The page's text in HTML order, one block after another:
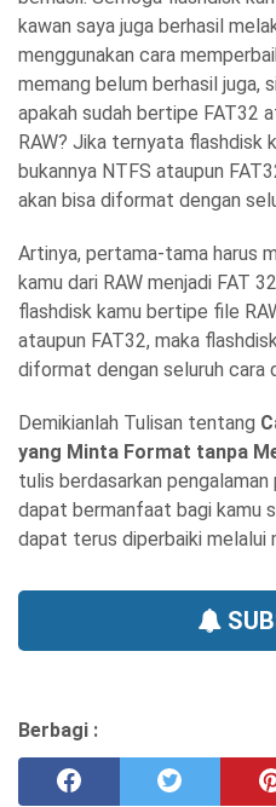
kawan saya juga berhasil
menggunakan cara
memang belum berhasil juga,
apakah sudah bertipe FAT32
RAW? Jika ternyata flashdisk
bukannya NTFS ataupun
akan bisa diformat dengan
Artinya, pertama-tama harus
kamu dari RAW menjadi FAT
flashdisk kamu bertipe file
ataupun FAT32, maka
diformat dengan seluruh cara
Demikianlah Tulisan tentang
yang Minta Format tanpa
tulis berdasarkan
dapat bermanfaat bagi kamu
dapat terus diperbaiki melalui
Berbagi :